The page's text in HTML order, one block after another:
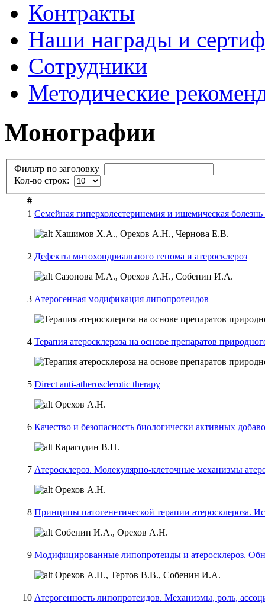
Контракты
Наши награды и
Сотрудники
Методические
Монографии
Фильтр по заголовку
Кол-во строк:
#
1 Семейная гиперхолестеринемия и ишемическая болезнь
Хашимов Х.А., Орехов А.Н., Чернова Е.В.
2 Дефекты митохондриального генома и атеросклероз
Сазонова М.А., Орехов А.Н., Собенин И.А.
3 Атерогенная модификация липопротеидов
4 Терапия атеросклероза на основе препаратов
5 Direct anti-atherosclerotic therapy
Орехов А.Н.
6 Качество и безопасность биологически активных
Карагодин В.П.
7 Атеросклероз. Молекулярно-клеточные механизмы
Орехов А.Н.
8 Принципы патогенетической терапии атеросклероза.
Собенин И.А., Орехов А.Н.
9 Модифицированные липопротеиды и атеросклероз.
Орехов А.Н., Тертов В.В., Собенин И.А.
10 Атерогенность липопротеидов. Механизмы, роль,